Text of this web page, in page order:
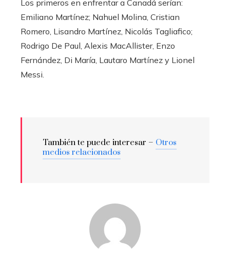
Los primeros en enfrentar a Canadá serían:
Emiliano Martínez; Nahuel Molina, Cristian
Romero, Lisandro Martínez, Nicolás Tagliafico;
Rodrigo De Paul, Alexis MacAllister, Enzo
Fernández, Di María, Lautaro Martínez y Lionel
Messi.
También te puede interesar – Otros
medios relacionados